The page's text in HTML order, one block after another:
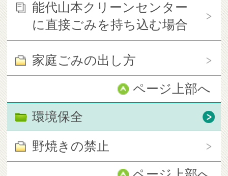
能代山本クリーンセンター
に直接ごみを持ち込む場合
家庭ごみの出し方
ページ上部へ
環境保全
野焼きの禁止